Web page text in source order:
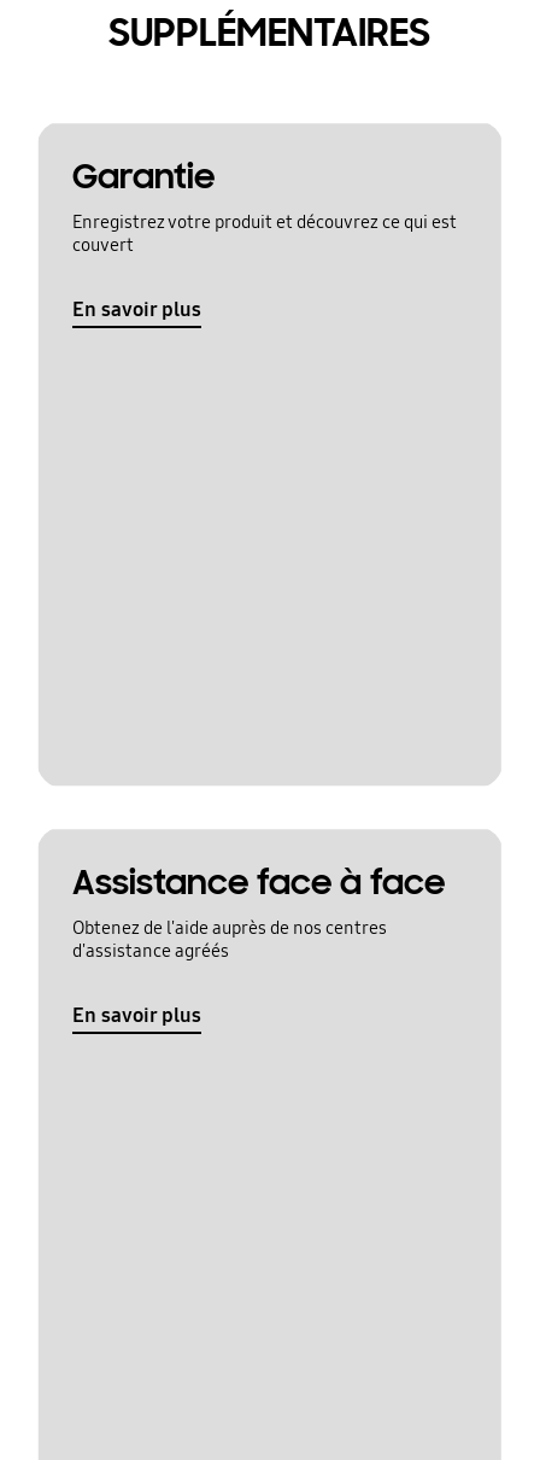
SUPPLÉMENTAIRES
Garantie
Enregistrez votre produit et découvrez ce qui est
couvert
En savoir plus
Assistance face à face
Obtenez de l'aide auprès de nos centres
d'assistance agréés
En savoir plus